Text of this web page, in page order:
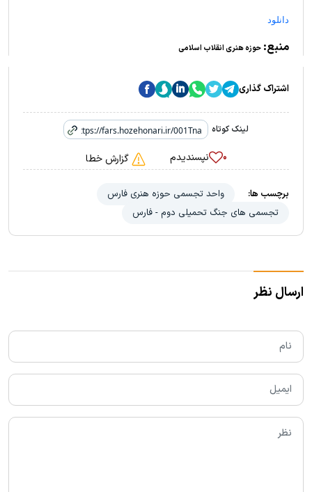
دانلود
منبع: حوزه هنری انقلاب اسلامی
اشتراک گذاری
لینک کوتاه
۰ نپسندیدم گزارش خطا
برچسب ها:
واحد تجسمی حوزه هنری فارس
تجسمی های جنگ تحمیلی دوم - فارس
ارسال نظر